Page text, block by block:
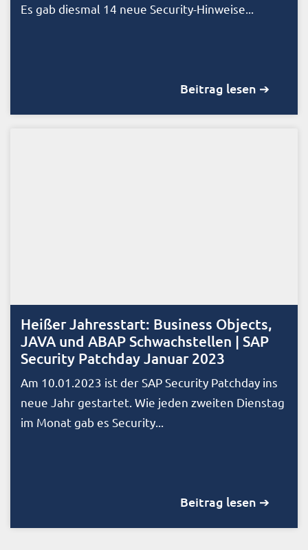
Es gab diesmal 14 neue Security-Hinweise...
Beitrag lesen ➔
Heißer Jahresstart: Business Objects,
JAVA und ABAP Schwachstellen | SAP
Security Patchday Januar 2023
Am 10.01.2023 ist der SAP Security Patchday ins
neue Jahr gestartet. Wie jeden zweiten Dienstag
im Monat gab es Security...
Beitrag lesen ➔